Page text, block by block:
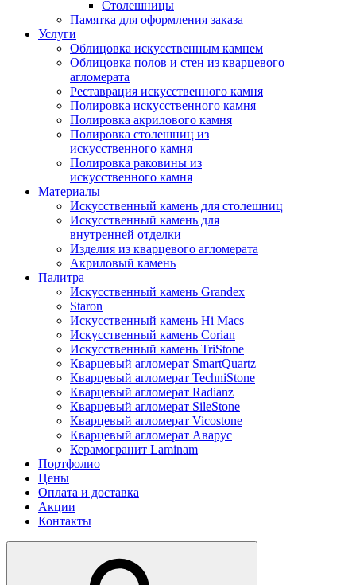
Столешницы
Памятка для оформления заказа
Услуги
Облицовка искусственным камнем
Облицовка полов и стен из кварцевого
агломерата
Реставрация искусственного камня
Полировка искусственного камня
Полировка акрилового камня
Полировка столешниц из
искусственного камня
Полировка раковины из
искусственного камня
Материалы
Искусственный камень для столешниц
Искусственный камень для
внутренней отделки
Изделия из кварцевого агломерата
Акриловый камень
Палитра
Искусственный камень Grandex
Staron
Искусственный камень Hi Macs
Искусственный камень Corian
Искусственный камень TriStone
Кварцевый агломерат SmartQuartz
Кварцевый агломерат TechniStone
Кварцевый агломерат Radianz
Кварцевый агломерат SileStone
Кварцевый агломерат Vicostone
Кварцевый агломерат Аварус
Керамогранит Laminam
Портфолио
Цены
Оплата и доставка
Акции
Контакты